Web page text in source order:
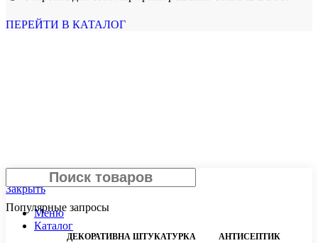
ПЕРЕЙТИ В КАТАЛОГ
Популярные запросы
ДЕКОРАТИВНА ШТУКАТУРКА АНТИСЕПТИК
Поиск
Закрыть
Меню
Каталог